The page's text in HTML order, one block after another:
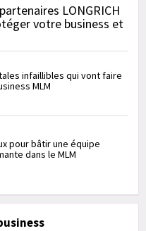
LONGRICH
votre business et
infaillibles qui vont faire
MLM
pour bâtir une équipe
dans le MLM